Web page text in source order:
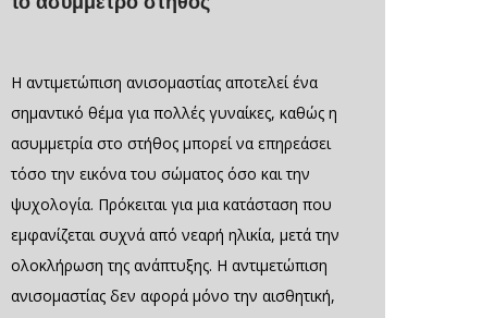
Η αντιμετώπιση ανισομαστίας αποτελεί ένα
σημαντικό θέμα για πολλές γυναίκες, καθώς η
ασυμμετρία στο στήθος μπορεί να επηρεάσει
τόσο την εικόνα του σώματος όσο και την
ψυχολογία. Πρόκειται για μια κατάσταση που
εμφανίζεται συχνά από νεαρή ηλικία, μετά την
ολοκλήρωση της ανάπτυξης. Η αντιμετώπιση
ανισομαστίας δεν αφορά μόνο την αισθητική,